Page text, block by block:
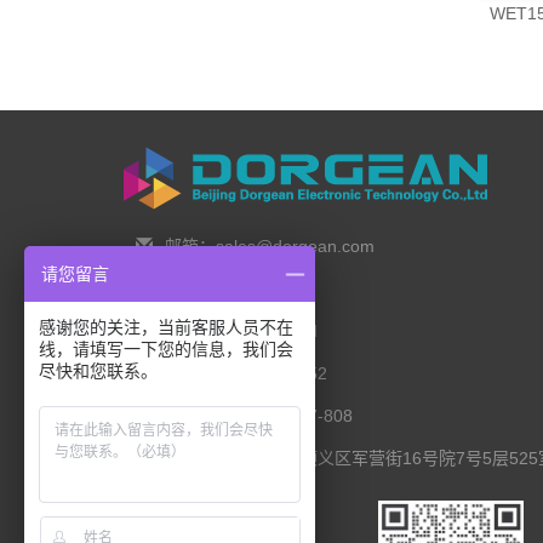
邮箱：sales@dorgean.com
电话：0l0-5286777I
手机：138 1111 I452
传真：0I0-8235l027-808
联系地址：北京市顺义区军营街16号院7号5层525
请您留言
感谢您的关注，当前客服人员不在
线，请填写一下您的信息，我们会
尽快和您联系。